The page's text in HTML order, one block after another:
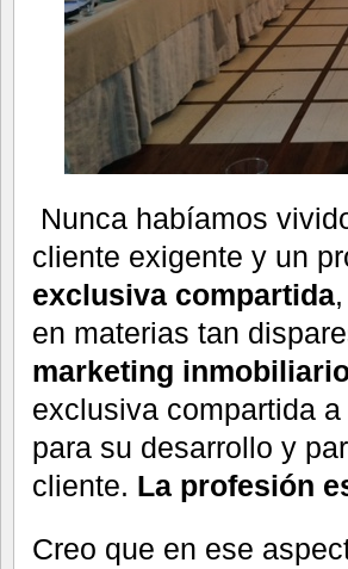
Nunca habíamos
cliente exigente y un
exclusiva compartida
en materias tan
marketing
exclusiva compartida
para su desarrollo y
cliente. La profesión
Creo que en ese